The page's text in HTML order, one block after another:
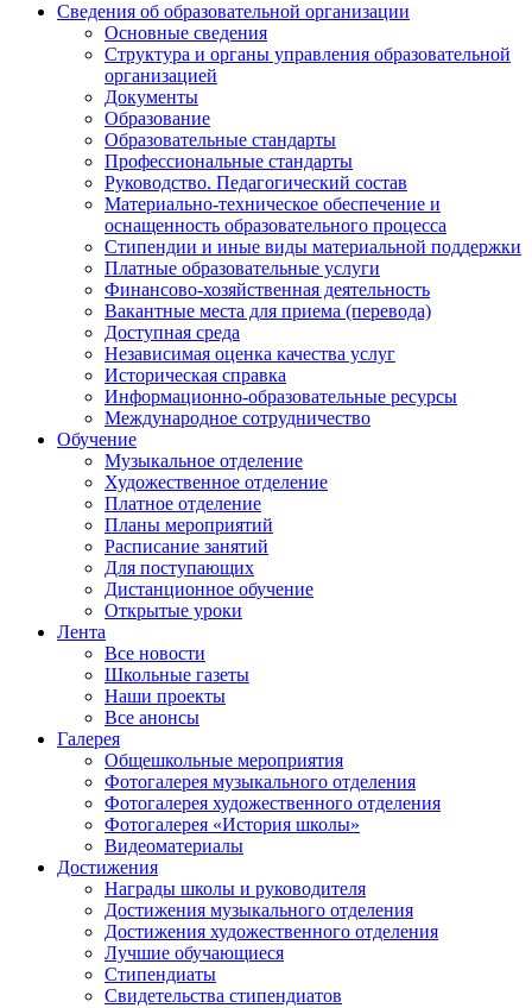
Сведения об образовательной организации
Основные сведения
Структура и органы управления образовательной
организацией
Документы
Образование
Образовательные стандарты
Профессиональные стандарты
Руководство. Педагогический состав
Материально-техническое обеспечение и
оснащенность образовательного процесса
Стипендии и иные виды материальной поддержки
Платные образовательные услуги
Финансово-хозяйственная деятельность
Вакантные места для приема (перевода)
Доступная среда
Независимая оценка качества услуг
Историческая справка
Информационно-образовательные ресурсы
Международное сотрудничество
Обучение
Музыкальное отделение
Художественное отделение
Платное отделение
Планы мероприятий
Расписание занятий
Для поступающих
Дистанционное обучение
Открытые уроки
Лента
Все новости
Школьные газеты
Наши проекты
Все анонсы
Галерея
Общешкольные мероприятия
Фотогалерея музыкального отделения
Фотогалерея художественного отделения
Фотогалерея «История школы»
Видеоматериалы
Достижения
Награды школы и руководителя
Достижения музыкального отделения
Достижения художественного отделения
Лучшие обучающиеся
Стипендиаты
Свидетельства стипендиатов